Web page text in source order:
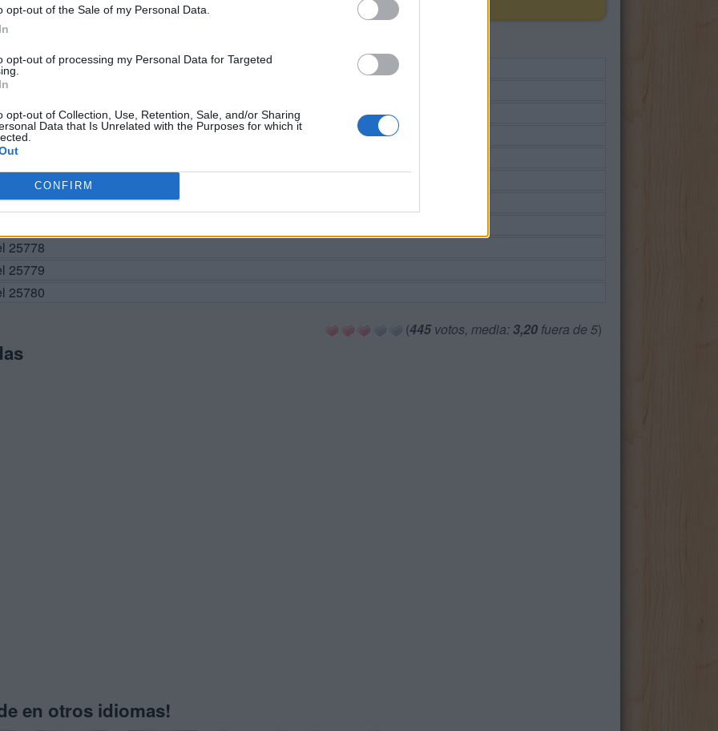
opt-out of the Sale of my Personal Data.
opt-out of processing my Personal Data for Targeted
opt-out of Collection, Use, Retention, Sale, and/or Sharing
Data that Is Unrelated with the Purposes for which it
CONFIRM
25770
25772
25773
25775
25776
25778
25779
25780
(445votos, media: 3,20 fuera de 5)
en otros idiomas!